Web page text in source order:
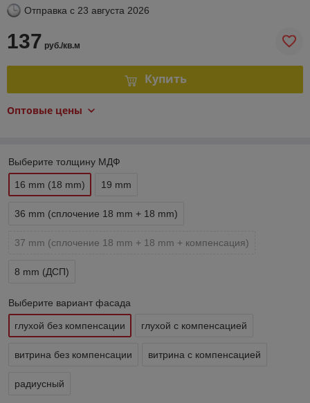
Отправка с 23 августа 2026
137 руб./кв.м
Купить
Оптовые цены
Выберите толщину МДФ
16 mm (18 mm) 19 mm
36 mm (сплочение 18 mm + 18 mm)
37 mm (сплочение 18 mm + 18 mm + компенсация)
8 mm (ДСП)
Выберите вариант фасада
глухой без компенсации глухой с компенсацией
витрина без компенсации витрина с компенсацией
радиусный